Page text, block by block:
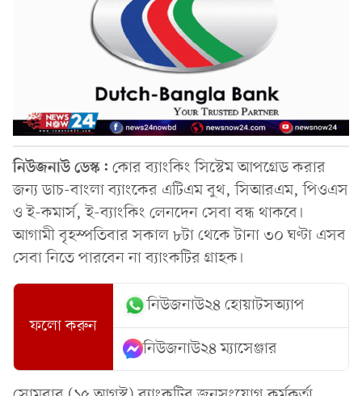
নিউজনাউ ডেস্ক: কোর ব্যাংকিং সিস্টেম আপগ্রেড করার
জন্য ডাচ-বাংলা ব্যাংকের এটিএম বুথ, সিআরএম, পিওএস
ও ই-কমার্স, ই-ব্যাংকিং লেনদেন সেবা বন্ধ থাকবে।
আগামী বৃহস্পতিবার সকাল ৮টা থেকে টানা ৩০ ঘণ্টা এসব
সেবা নিতে পারবেন না ব্যাংকটির গ্রাহক।
ফলো করুন
নিউজনাউ২৪ হোয়াটসঅ্যাপ
নিউজনাউ২৪ ম্যাসেঞ্জার